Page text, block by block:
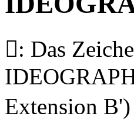
𨅽: Das
Extension B')